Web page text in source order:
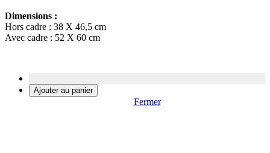
Dimensions :
Hors cadre : 38 X 46,5 cm
Avec cadre : 52 X 60 cm
Fermer